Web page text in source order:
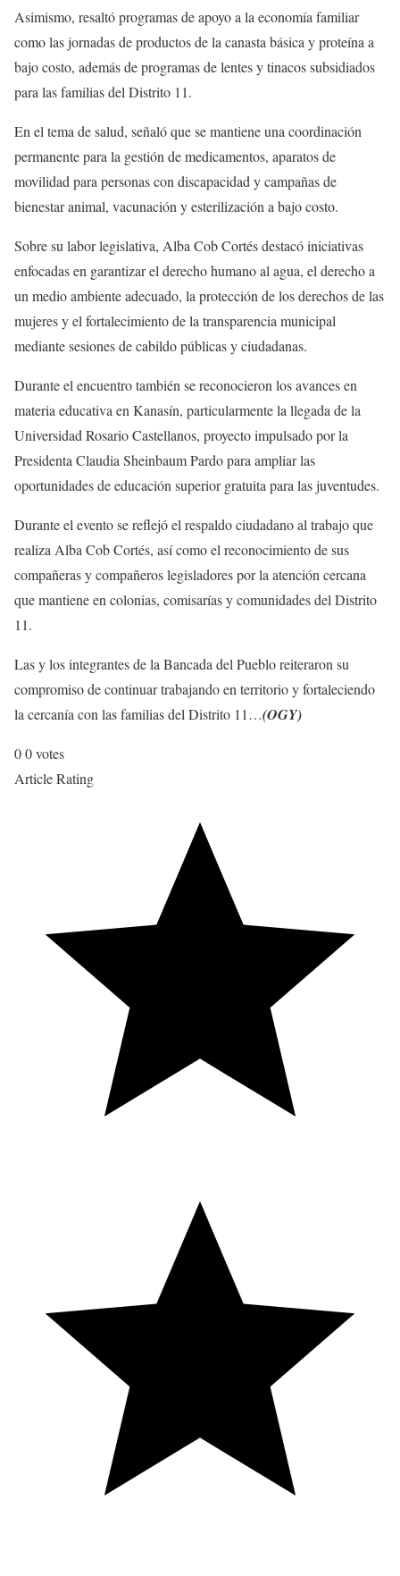
Asimismo, resaltó programas de apoyo a la economía familiar
como las jornadas de productos de la canasta básica y proteína a
bajo costo, además de programas de lentes y tinacos subsidiados
para las familias del Distrito 11.
En el tema de salud, señaló que se mantiene una coordinación
permanente para la gestión de medicamentos, aparatos de
movilidad para personas con discapacidad y campañas de
bienestar animal, vacunación y esterilización a bajo costo.
Sobre su labor legislativa, Alba Cob Cortés destacó iniciativas
enfocadas en garantizar el derecho humano al agua, el derecho a
un medio ambiente adecuado, la protección de los derechos de las
mujeres y el fortalecimiento de la transparencia municipal
mediante sesiones de cabildo públicas y ciudadanas.
Durante el encuentro también se reconocieron los avances en
materia educativa en Kanasín, particularmente la llegada de la
Universidad Rosario Castellanos, proyecto impulsado por la
Presidenta Claudia Sheinbaum Pardo para ampliar las
oportunidades de educación superior gratuita para las juventudes.
Durante el evento se reflejó el respaldo ciudadano al trabajo que
realiza Alba Cob Cortés, así como el reconocimiento de sus
compañeras y compañeros legisladores por la atención cercana
que mantiene en colonias, comisarías y comunidades del Distrito
11.
Las y los integrantes de la Bancada del Pueblo reiteraron su
compromiso de continuar trabajando en territorio y fortaleciendo
la cercanía con las familias del Distrito 11…(OGY)
00votes
Article Rating